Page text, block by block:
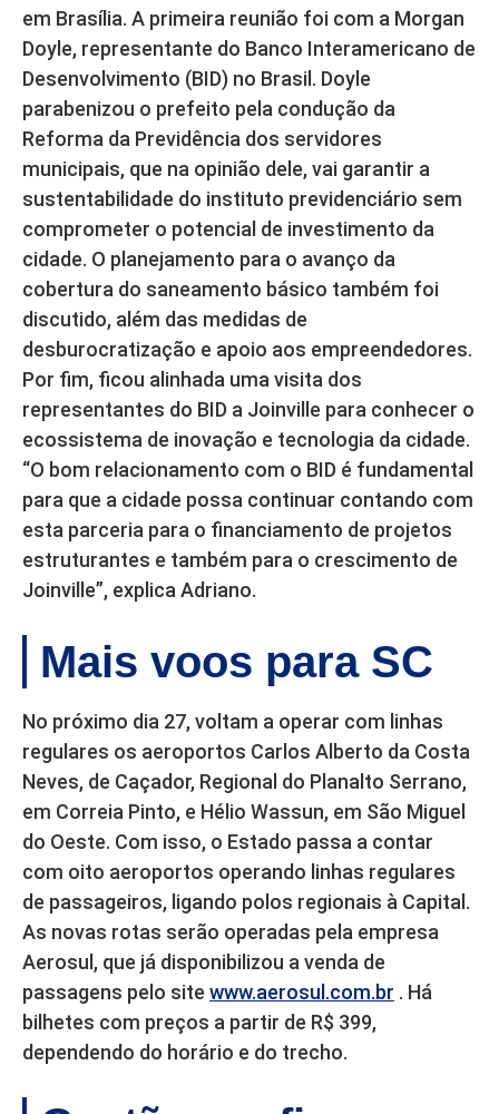
em Brasília. A primeira reunião foi com a Morgan
Doyle, representante do Banco Interamericano de
Desenvolvimento (BID) no Brasil. Doyle
parabenizou o prefeito pela condução da
Reforma da Previdência dos servidores
municipais, que na opinião dele, vai garantir a
sustentabilidade do instituto previdenciário sem
comprometer o potencial de investimento da
cidade. O planejamento para o avanço da
cobertura do saneamento básico também foi
discutido, além das medidas de
desburocratização e apoio aos empreendedores.
Por fim, ficou alinhada uma visita dos
representantes do BID a Joinville para conhecer o
ecossistema de inovação e tecnologia da cidade.
“O bom relacionamento com o BID é fundamental
para que a cidade possa continuar contando com
esta parceria para o financiamento de projetos
estruturantes e também para o crescimento de
Joinville”, explica Adriano.
Mais voos para SC
No próximo dia 27, voltam a operar com linhas
regulares os aeroportos Carlos Alberto da Costa
Neves, de Caçador, Regional do Planalto Serrano,
em Correia Pinto, e Hélio Wassun, em São Miguel
do Oeste. Com isso, o Estado passa a contar
com oito aeroportos operando linhas regulares
de passageiros, ligando polos regionais à Capital.
As novas rotas serão operadas pela empresa
Aerosul, que já disponibilizou a venda de
passagens pelo site www.aerosul.com.br . Há
bilhetes com preços a partir de R$ 399,
dependendo do horário e do trecho.